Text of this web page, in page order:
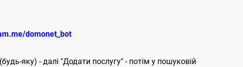
domonet_bot
яку) - далі "Додати послугу" - потім у пошуковій